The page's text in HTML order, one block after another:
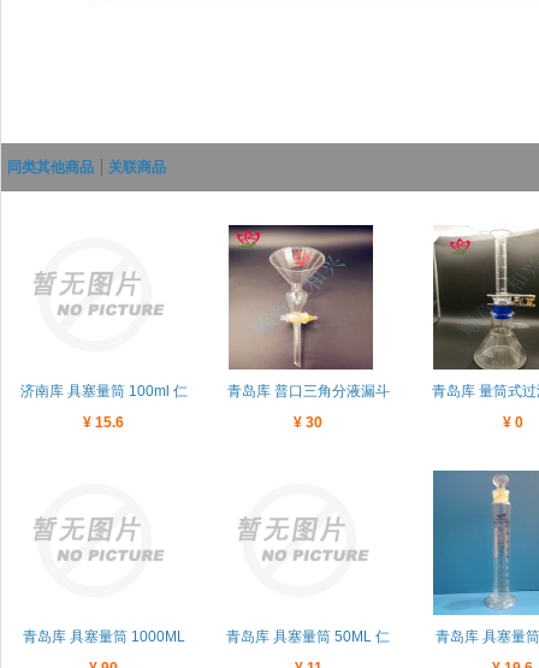
同类其他商品 关联商品
济南库 具塞量筒 100ml 仁
和兴教学
¥ 15.6
青岛库 普口三角分液漏斗
（带大肚） 9CM
¥ 30
青岛库 量筒式
250/25ml 量
¥ 0
青岛库 具塞量筒 1000ML
青岛库 具塞量筒 50ML 仁
青岛库 具塞量